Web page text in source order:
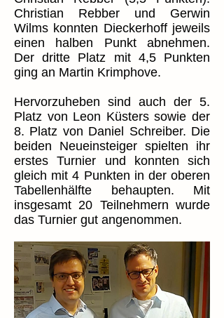
Christian Rebber und Gerwin
Wilms konnten Dieckerhoff jeweils
einen halben Punkt abnehmen.
Der dritte Platz mit 4,5 Punkten
ging an Martin Krimphove.
Hervorzuheben sind auch der 5.
Platz von Leon Küsters sowie der
8. Platz von Daniel Schreiber. Die
beiden Neueinsteiger spielten ihr
erstes Turnier und konnten sich
gleich mit 4 Punkten in der oberen
Tabellenhälfte behaupten. Mit
insgesamt 20 Teilnehmern wurde
das Turnier gut angenommen.